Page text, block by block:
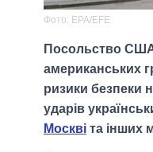
Фото: EPA/EFE
Посольство
американських
ризики безпеки
ударів
Москві та інших